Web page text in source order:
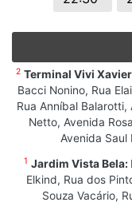
2 Terminal Vivi
Bacci Nonino, Rua
Rua Anníbal
Netto, Avenida
Avenida Saul
1 Jardim Vista Bela:
Elkind, Rua dos
Souza Vacário,